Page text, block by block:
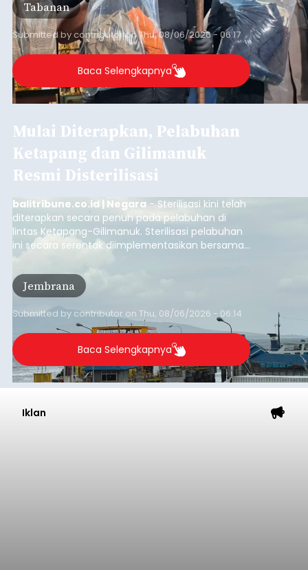
Tabanan
Submitted bycontributoronThu, 08/06/2026 - 06:17
Baca Selengkapnya
Mulai Diterapkan, Pelabuhan
Ketapang dan Gilimanuk
Resmi Disterilisasi
balitribune.co.id | Negara - Sterilisasi kini telah
diterapkan secara penuh pada pelabuhan di
lintas Ketapang-Gilimanuk. Sterilisasi pelabuhan
ini secara serentak diimplementasikan bersama
empat pelabuhan utama lainnya, yakni
Pelabuhan Merak, Bakauheni, Kayangan, dan
Lembar pada Rabu (5/8/2026).
Jembrana
Submitted by contributor on Thu, 08/06/2026 - 06:14
Baca Selengkapnya
Iklan